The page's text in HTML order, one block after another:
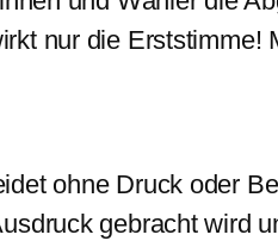
nur die
ohne Druck oder
gebracht wird